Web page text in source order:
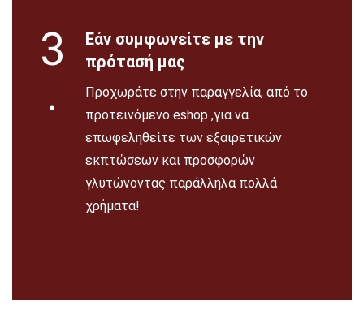
3
.
Εάν συμφωνείτε με την
πρότασή μας
Προχωράτε στην παραγγελία, από το
προτεινόμενο eshop ,για να
επωφεληθείτε των εξαιρετικών
εκπτώσεων και προσφορών
γλυτώνοντας παράλληλα πολλά
χρήματα!